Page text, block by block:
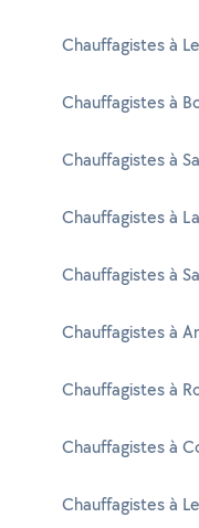
Chauffagistes à
Chauffagistes à
Chauffagistes à
Chauffagistes à
Chauffagistes à
Chauffagistes à
Chauffagistes à
Chauffagistes à
Chauffagistes à